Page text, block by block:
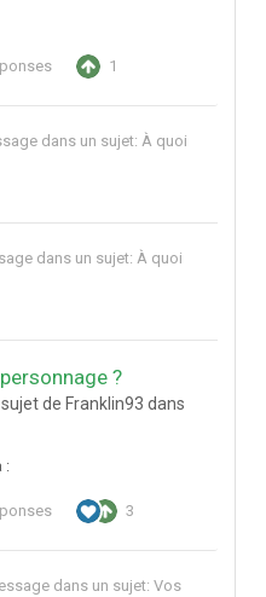
1
dans un sujet: À quoi
dans un sujet: À quoi
?
de Franklin93 dans
:
3
dans un sujet: Vos